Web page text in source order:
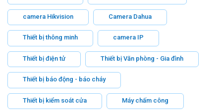
camera Hikvision Camera Dahua
Thiết bị thông minh camera IP
Thiết bị điện tử Thiết bị Văn phòng - Gia đình
Thiết bị báo động - báo cháy
Thiết bị kiểm soát cửa Máy chấm công